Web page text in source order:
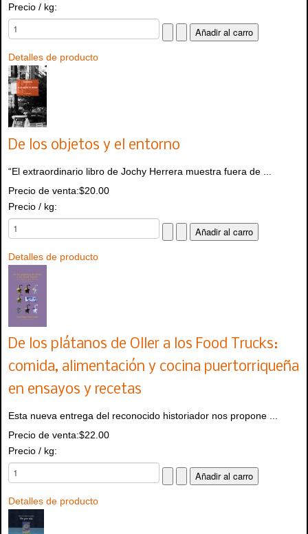
Precio / kg:
Detalles de producto
De los objetos y el entorno
“El extraordinario libro de Jochy Herrera muestra fuera de ...
Precio de venta:$20.00
Precio / kg:
Detalles de producto
De los plátanos de Oller a los Food Trucks:
comida, alimentación y cocina puertorriqueña
en ensayos y recetas
Esta nueva entrega del reconocido historiador nos propone ...
Precio de venta:$22.00
Precio / kg:
Detalles de producto